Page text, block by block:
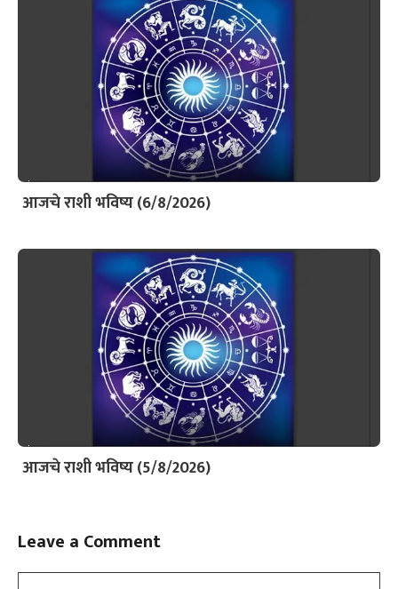
आजचे राशी भविष्य (6/8/2026)
आजचे राशी भविष्य (5/8/2026)
Leave a Comment